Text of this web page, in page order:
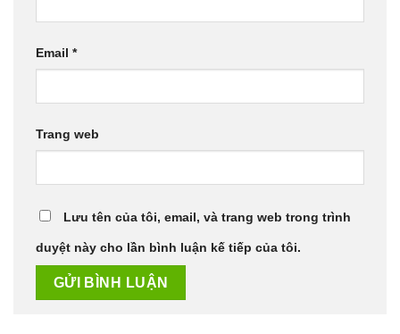
Email *
Trang web
Lưu tên của tôi, email, và trang web trong trình
duyệt này cho lần bình luận kế tiếp của tôi.